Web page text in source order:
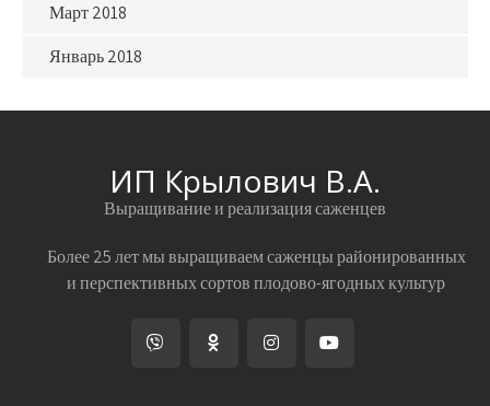
Март 2018
Январь 2018
ИП Крылович В.А.
Выращивание и реализация саженцев
Более 25 лет мы выращиваем саженцы районированных
и перспективных сортов плодово-ягодных культур